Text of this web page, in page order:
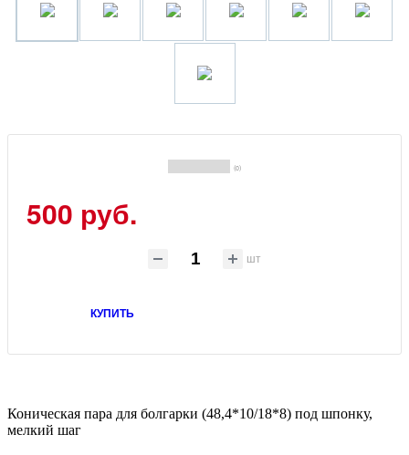
(0)
500 руб.
шт
КУПИТЬ
Коническая пара для болгарки (48,4*10/18*8) под шпонку,
мелкий шаг